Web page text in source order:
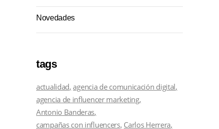
Novedades
tags
actualidad agencia de comunicación digital
agencia de influencer marketing
Antonio Banderas
campañas con influencers Carlos Herrera